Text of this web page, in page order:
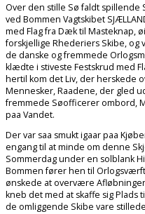
Over den stille Sø faldt
ved Bommen Vagtskibet
med Flag fra Dæk til Masteknap,
forskjellige Rhederiers Skibe, og
de danske og fremmede
klædte i stiveste Festskrud med
hertil kom det Liv, der herskede
Mennesker, Raadene, der gled
fremmede Søofficerer ombord,
paa Vandet.
Der var saa smukt igaar paa
engang til at minde om denne
Sommerdag under en solblank
Bommen fører hen til
ønskede at overvære
kneb det med at skaffe sig Plads
de omliggende Skibe vare